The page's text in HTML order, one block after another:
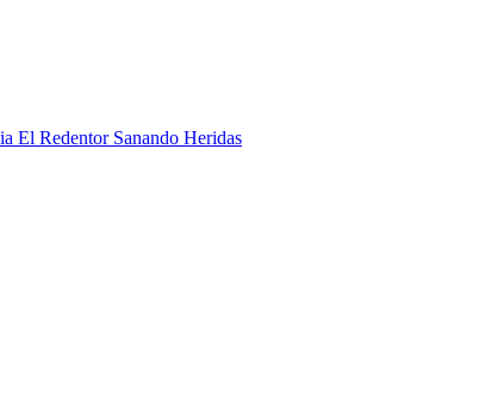
Sanando Heridas